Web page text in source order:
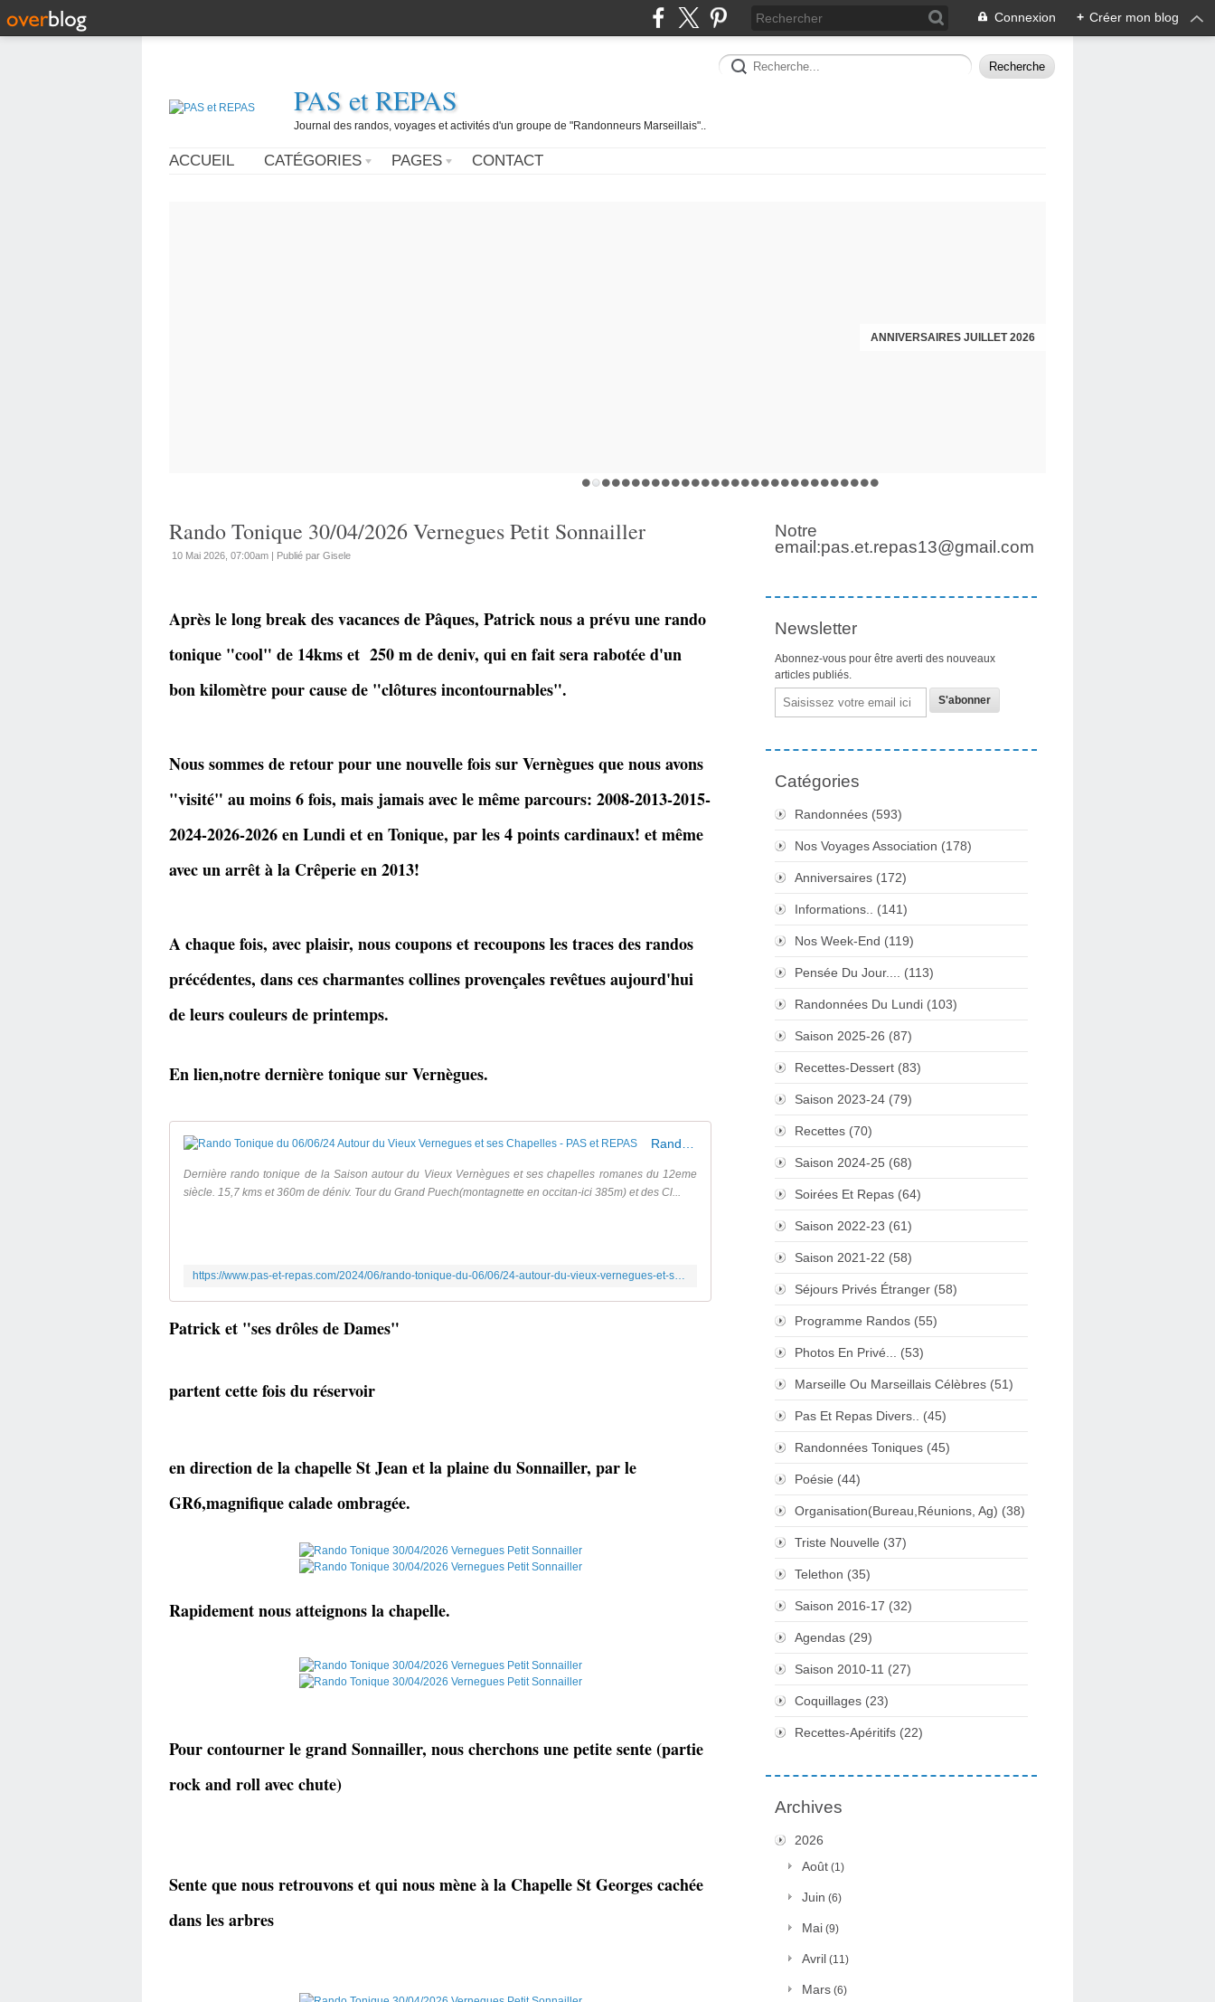
Connexion + Créer mon blog
PAS et REPAS
Journal des randos, voyages et activités d'un groupe de "Randonneurs Marseillais"..
ACCUEIL CATÉGORIES PAGES CONTACT
ANNIVERSAIRES JUILLET 2026
Rando Tonique 30/04/2026 Vernegues Petit Sonnailler
10 Mai 2026, 07:00am | Publié par Gisele
Après le long break des vacances de Pâques, Patrick nous a prévu une rando
tonique "cool" de 14kms et 250 m de deniv, qui en fait sera rabotée d'un
bon kilomètre pour cause de "clôtures incontournables".
Nous sommes de retour pour une nouvelle fois sur Vernègues que nous avons
"visité" au moins 6 fois, mais jamais avec le même parcours: 2008-2013-2015-
2024-2026-2026 en Lundi et en Tonique, par les 4 points cardinaux! et même
avec un arrêt à la Crêperie en 2013!
A chaque fois, avec plaisir, nous coupons et recoupons les traces des randos
précédentes, dans ces charmantes collines provençales revêtues aujourd'hui
de leurs couleurs de printemps.
En lien,notre dernière tonique sur Vernègues.
Dernière rando tonique de la Saison autour du Vieux Vernègues et ses chapelles romanes du 12eme
siècle. 15,7 kms et 360m de déniv. Tour du Grand Puech(montagnette en occitan-ici 385m) et des Cl...
https://www.pas-et-repas.com/2024/06/rando-tonique-du-06/06/24-autour-du-vieux-vernegues-et-ses-chapelles.html
Patrick et "ses drôles de Dames"
partent cette fois du réservoir
en direction de la chapelle St Jean et la plaine du Sonnailler, par le
GR6,magnifique calade ombragée.
Rapidement nous atteignons la chapelle.
Pour contourner le grand Sonnailler, nous cherchons une petite sente (partie
rock and roll avec chute)
Sente que nous retrouvons et qui nous mène à la Chapelle St Georges cachée
dans les arbres
Notre
email:pas.et.repas13@gmail.com
Newsletter
Abonnez-vous pour être averti des nouveaux
articles publiés.
Email
Catégories
Randonnées (593)
Nos Voyages Association (178)
Anniversaires (172)
Informations.. (141)
Nos Week-End (119)
Pensée Du Jour.... (113)
Randonnées Du Lundi (103)
Saison 2025-26 (87)
Recettes-Dessert (83)
Saison 2023-24 (79)
Recettes (70)
Saison 2024-25 (68)
Soirées Et Repas (64)
Saison 2022-23 (61)
Saison 2021-22 (58)
Séjours Privés Étranger (58)
Programme Randos (55)
Photos En Privé... (53)
Marseille Ou Marseillais Célèbres (51)
Pas Et Repas Divers.. (45)
Randonnées Toniques (45)
Poésie (44)
Organisation(Bureau,Réunions, Ag) (38)
Triste Nouvelle (37)
Telethon (35)
Saison 2016-17 (32)
Agendas (29)
Saison 2010-11 (27)
Coquillages (23)
Recettes-Apéritifs (22)
Archives
2026
Août (1)
Juin (6)
Mai (9)
Avril (11)
Mars (6)